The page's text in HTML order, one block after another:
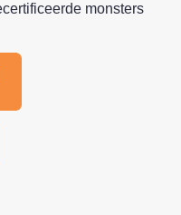
monsters